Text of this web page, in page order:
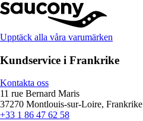
Upptäck alla våra varumärken
Kundservice i Frankrike
Kontakta oss
11 rue Bernard Maris
37270 Montlouis-sur-Loire, Frankrike
+33 1 86 47 62 58